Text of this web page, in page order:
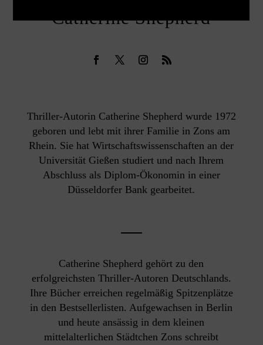
Catherine Shepherd
Thriller-Autorin Catherine Shepherd wurde 1972
geboren und lebt mit ihrer Familie in Zons am
Rhein. Sie hat Wirtschaftswissenschaften an der
Universität Gießen studiert und nach Ihrem
Abschluss als Diplom-Ökonomin in einer
Düsseldorfer Bank gearbeitet.
Catherine Shepherd gehört zu den
erfolgreichsten Thriller-Autoren Deutschlands.
Ihre Bücher erreichen regelmäßig Spitzenplätze
in den Bestsellerlisten. Aufgewachsen in Berlin
und heute ansässig in dem kleinen
mittelalterlichen Städtchen Zons schreibt